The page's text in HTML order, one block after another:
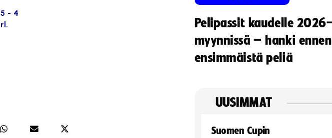
5 - 4
rl.
Pelipassit kaudelle
myynnissä – hanki ennen
ensimmäistä peliä
UUSIMMAT
Suomen Cupin